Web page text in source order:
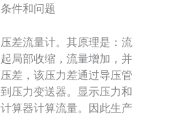
件和问题
流量计。其原理是：流
局部收缩，流量增加，并
差，该压力差通过导压管
压力变送器。显示压力和
算器计算流量。因此生产